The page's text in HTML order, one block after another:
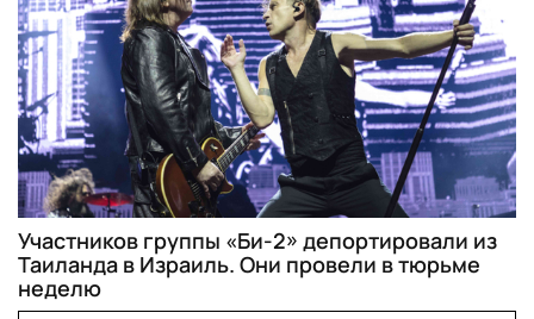
Участников группы «Би-2» депортировали из
Таиланда в Израиль. Они провели в тюрьме
неделю